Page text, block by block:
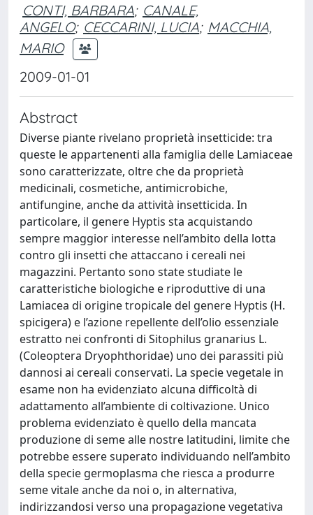
CONTI, BARBARA; CANALE,
ANGELO; CECCARINI, LUCIA; MACCHIA,
MARIO
2009-01-01
Abstract
Diverse piante rivelano proprietà insetticide: tra
queste le appartenenti alla famiglia delle Lamiaceae
sono caratterizzate, oltre che da proprietà
medicinali, cosmetiche, antimicrobiche,
antifungine, anche da attività insetticida. In
particolare, il genere Hyptis sta acquistando
sempre maggior interesse nell’ambito della lotta
contro gli insetti che attaccano i cereali nei
magazzini. Pertanto sono state studiate le
caratteristiche biologiche e riproduttive di una
Lamiacea di origine tropicale del genere Hyptis (H.
spicigera) e l’azione repellente dell’olio essenziale
estratto nei confronti di Sitophilus granarius L.
(Coleoptera Dryophthoridae) uno dei parassiti più
dannosi ai cereali conservati. La specie vegetale in
esame non ha evidenziato alcuna difficoltà di
adattamento all’ambiente di coltivazione. Unico
problema evidenziato è quello della mancata
produzione di seme alle nostre latitudini, limite che
potrebbe essere superato individuando nell’ambito
della specie germoplasma che riesca a produrre
seme vitale anche da noi o, in alternativa,
indirizzandosi verso una propagazione vegetativa